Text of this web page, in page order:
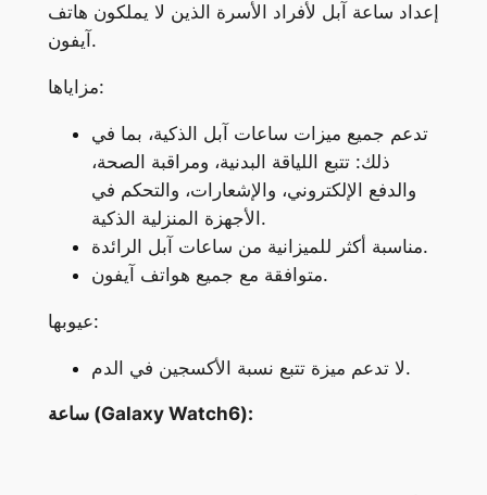
إعداد ساعة آبل لأفراد الأسرة الذين لا يملكون هاتف
آيفون.
مزاياها:
تدعم جميع ميزات ساعات آبل الذكية، بما في
ذلك: تتبع اللياقة البدنية، ومراقبة الصحة،
والدفع الإلكتروني، والإشعارات، والتحكم في
الأجهزة المنزلية الذكية.
مناسبة أكثر للميزانية من ساعات آبل الرائدة.
متوافقة مع جميع هواتف آيفون.
عيوبها:
لا تدعم ميزة تتبع نسبة الأكسجين في الدم.
ساعة (Galaxy Watch6):